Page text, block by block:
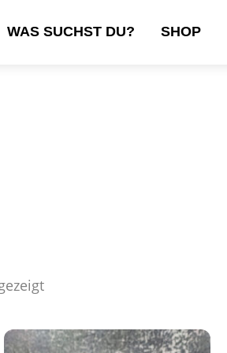
WAS SUCHST DU? SHOP